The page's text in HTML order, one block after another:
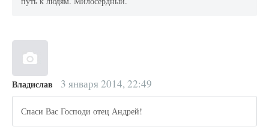
Владислав 3 января 2014, 22:49
Спаси Вас Господи отец Андрей!